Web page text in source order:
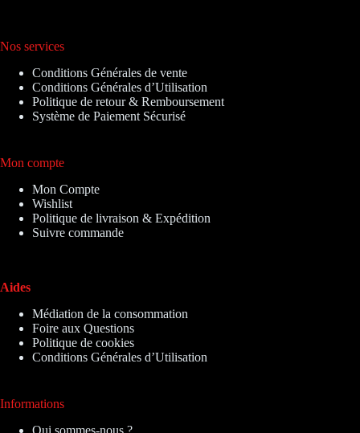
Nos services
Conditions Générales de vente
Conditions Générales d’Utilisation
Politique de retour & Remboursement
Système de Paiement Sécurisé
Mon compte
Mon Compte
Wishlist
Politique de livraison & Expédition
Suivre commande
Aides
Médiation de la consommation
Foire aux Questions
Politique de cookies
Conditions Générales d’Utilisation
Informations
Qui sommes-nous ?